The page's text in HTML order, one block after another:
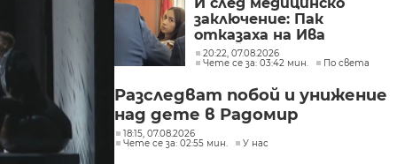
заключение: Пак
отказаха на Ива
Михайлова да се лекува
в България
20:22, 07.08.2026
Чете се за: 03:42 мин.
По света
Разследват побой и унижение
над дете в Радомир
18:15, 07.08.2026
Чете се за: 02:55 мин.
У нас